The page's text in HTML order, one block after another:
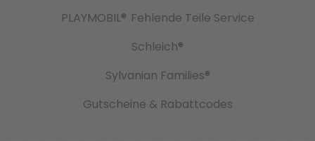
PLAYMOBIL® Fehlende Teile Service
Schleich®
Sylvanian Families®
Gutscheine & Rabattcodes